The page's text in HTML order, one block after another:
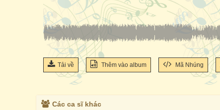
Tải về Thêm vào album Mã Nhúng
Các ca sĩ khác